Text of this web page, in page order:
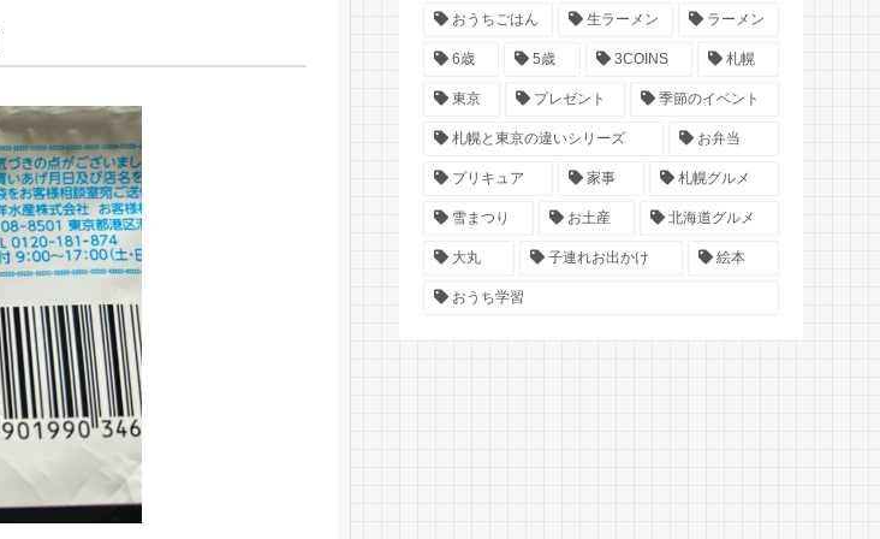
おうちごはん 生ラーメン ラーメン
6歳 5歳 3COINS 札幌
東京 プレゼント 季節のイベント
札幌と東京の違いシリーズ お弁当
プリキュア 家事 札幌グルメ
雪まつり お土産 北海道グルメ
大丸 子連れお出かけ 絵本
おうち学習